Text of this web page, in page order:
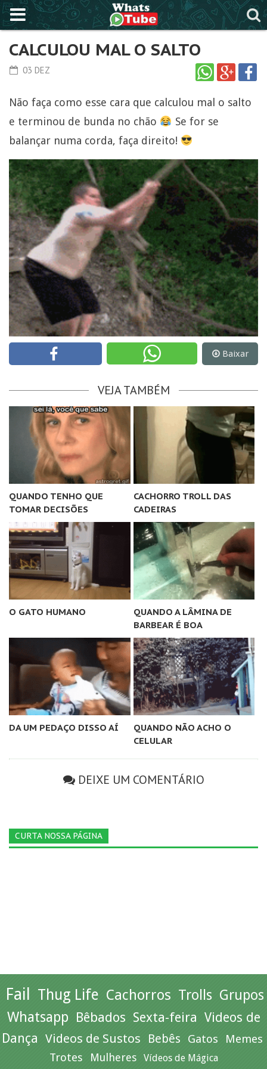
CALCULOU MAL O SALTO
03 DEZ
Não faça como esse cara que calculou mal o salto
e terminou de bunda no chão
Se for se
balançar numa corda, faça direito!
Baixar
VEJA TAMBÉM
QUANDO TENHO QUE
TOMAR DECISÕES
CACHORRO TROLL DAS
CADEIRAS
O GATO HUMANO
QUANDO A LÂMINA DE
BARBEAR É BOA
DA UM PEDAÇO DISSO AÍ
QUANDO NÃO ACHO O
CELULAR
DEIXE UM COMENTÁRIO
CURTA NOSSA PÁGINA
Fail Thug Life Cachorros Trolls Grupos
Whatsapp Bêbados Sexta-feira Videos de
Dança Videos de Sustos Bebês Gatos Memes
Trotes Mulheres Vídeos de Mágica